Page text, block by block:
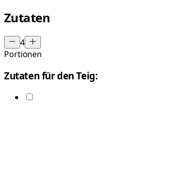
Zutaten
4
Portionen
Zutaten für den Teig: